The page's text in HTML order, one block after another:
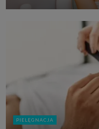
PIELĘGNACJA